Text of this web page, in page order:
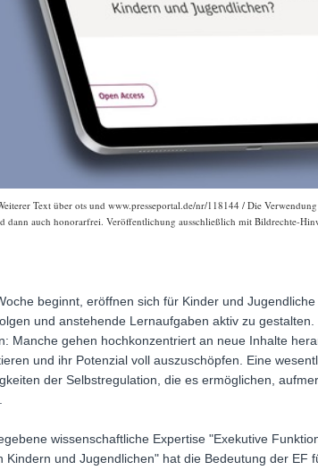
Text über ots und www.presseportal.de/nr/118144 / Die
dann auch honorarfrei. Veröffentlichung ausschließlich mit Bildrechte-
beginnt, eröffnen sich für Kinder und
und anstehende Lernaufgaben aktiv zu
Manche gehen hochkonzentriert an neue Inhalte
und ihr Potenzial voll auszuschöpfen. Eine
der Selbstregulation, die es ermöglichen,
wissenschaftliche Expertise "Exekutive
Kindern und Jugendlichen" hat die Bedeutung der EF